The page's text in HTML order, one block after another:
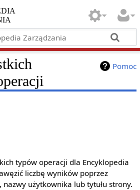
Pomoc
typów operacji dla Encyklopedia
liczbę wyników poprzez
użytkownika lub tytułu strony.